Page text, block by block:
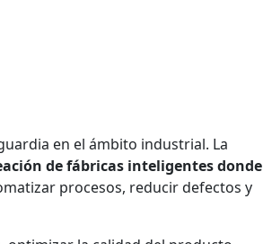
en el ámbito industrial. La
de fábricas inteligentes donde
procesos, reducir defectos y